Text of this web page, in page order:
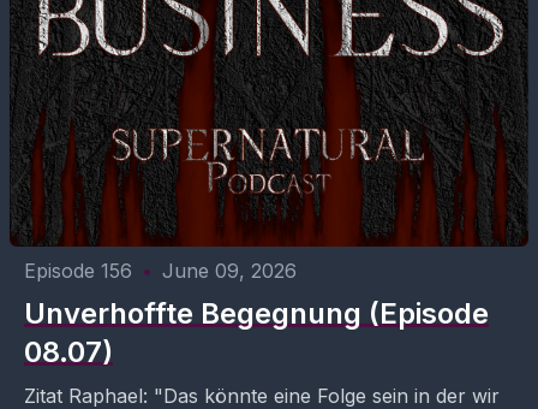
Episode 156 • June 09, 2026
Unverhoffte Begegnung (Episode
08.07)
Zitat Raphael: "Das könnte eine Folge sein in der wir